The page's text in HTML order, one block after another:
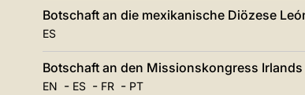
Botschaft an die mexikanische Diözese
ES
Botschaft an den Missionskongress
EN - ES- FR- PT